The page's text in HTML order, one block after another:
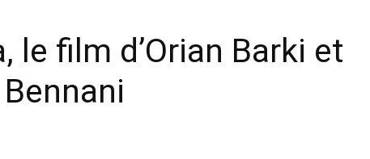
le film d’Orian Barki et